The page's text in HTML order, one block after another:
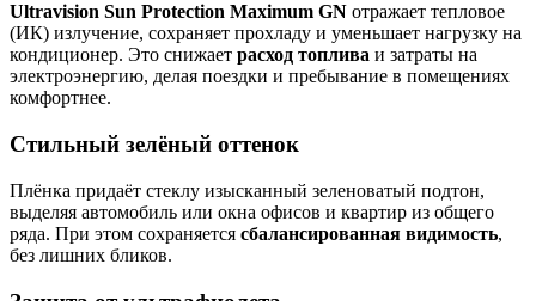
Ultravision Sun Protection Maximum GN отражает тепловое
(ИК) излучение, сохраняет прохладу и уменьшает нагрузку на
кондиционер. Это снижает расход топлива и затраты на
электроэнергию, делая поездки и пребывание в помещениях
комфортнее.
Стильный зелёный оттенок
Плёнка придаёт стеклу изысканный зеленоватый подтон,
выделяя автомобиль или окна офисов и квартир из общего
ряда. При этом сохраняется сбалансированная видимость,
без лишних бликов.